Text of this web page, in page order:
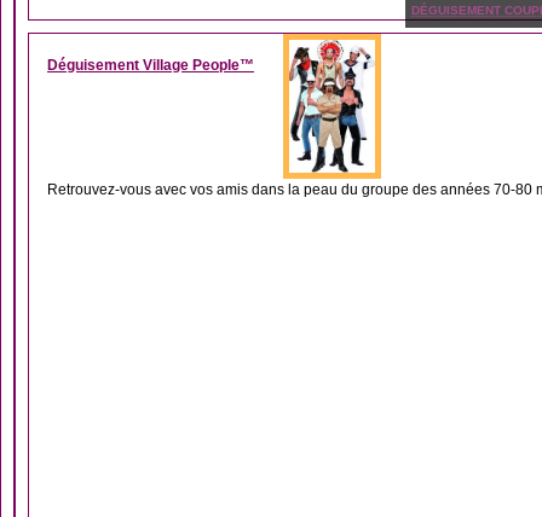
DÉGUISEMENT
Déguisement Village People™
Retrouvez-vous avec vos amis dans la peau du groupe des années 70-80